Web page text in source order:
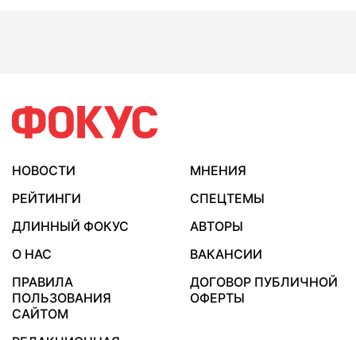
НОВОСТИ
МНЕНИЯ
РЕЙТИНГИ
СПЕЦТЕМЫ
ДЛИННЫЙ ФОКУС
АВТОРЫ
О НАС
ВАКАНСИИ
ПРАВИЛА
ПОЛЬЗОВАНИЯ
САЙТОМ
ДОГОВОР ПУБЛИЧНОЙ
ОФЕРТЫ